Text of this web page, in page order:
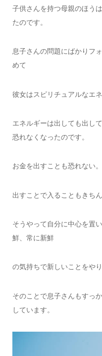
子供さんを持つ母親のほう
たのです。
息子さんの問題にばかりフ
めて
彼女はスピリチュアルなエ
エネルギーは出しても出し
恐れなくなったのです。
お金を出すことも恐れない。
出すことで入ることもきち
そうやって自分に中心を置
鮮、常に新鮮
の気持ちで新しいことをや
そのことで息子さんもすっ
しています。